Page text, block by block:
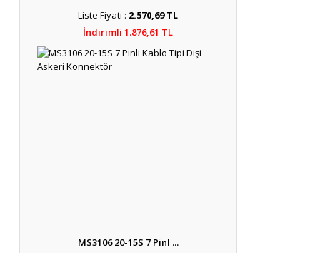
Liste Fiyatı : 2.570,69 TL
İndirimli 1.876,61 TL
MS3106 20-15S 7 Pinl ...